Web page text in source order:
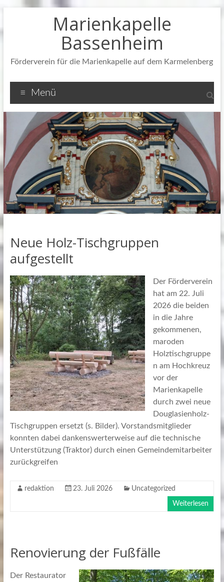
Marienkapelle
Bassenheim
Förderverein für die Marienkapelle auf dem Karmelenberg
Menü
Neue Holz-Tischgruppen
aufgestellt
Der Förderverein
hat am 22. Juli
2026 die beiden
in die Jahre
gekommenen,
maroden
Holztischgruppe
n am Hochkreuz
vor der
Marienkapelle
durch zwei neue
Douglasienholz-
Tischgruppen ersetzt (s. Bilder). Vorstandsmitglieder
konnten dabei dankenswerterweise auf die technische
Unterstützung (Traktor) durch einen Gemeindemitarbeiter
zurückgreifen
redaktion 23. Juli 2026 Uncategorized
Weiterlesen
Renovierung der Fußfälle
Der Restaurator